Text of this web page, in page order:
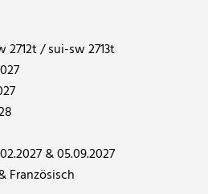
2712t / sui-sw 2713t
& 05.09.2027
Französisch